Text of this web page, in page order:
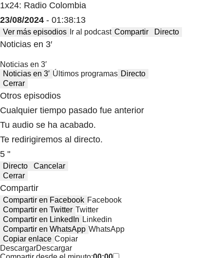
1x24: Radio Colombia
23/08/2024 - 01:38:13
Ver más episodios Ir al podcast Compartir Directo
Noticias en 3′
Noticias en 3′
Noticias en 3′ Últimos programas Directo
Cerrar
Otros episodios
Cualquier tiempo pasado fue anterior
Tu audio se ha acabado.
Te redirigiremos al directo.
5 "
Directo
Cancelar
Cerrar
Compartir
Compartir en Facebook Facebook
Compartir en Twitter Twitter
Compartir en LinkedIn Linkedin
Compartir en WhatsApp WhatsApp
Copiar enlace Copiar
DescargarDescargar